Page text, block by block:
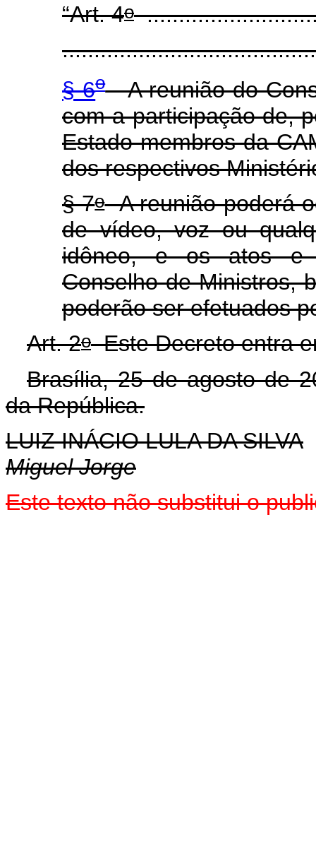
“Art. 4o
§ 6oA reunião do
com a participação de,
Estado membros da
dos respectivos
§ 7oA reunião poderá
de vídeo, voz ou
idôneo, e os atos e
Conselho de Ministros,
poderão ser efetuados
Art. 2oEste Decreto entra
Brasília, 25 de agosto de
da República.
LUIZ INÁCIO LULA DA SILVA
Miguel Jorge
Estetexto não substitui o